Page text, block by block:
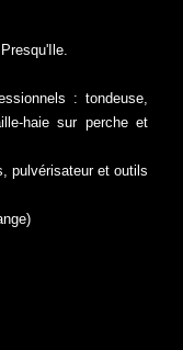
: tondeuse,
haie sur perche et
pulvérisateur et outils